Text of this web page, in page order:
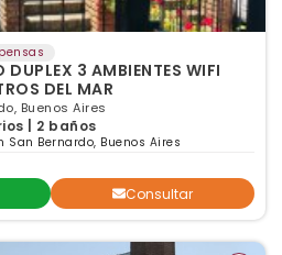
DUPLEX 3 AMBIENTES WIFI
DEL MAR
Buenos Aires
| 2 baños
San Bernardo, Buenos Aires
Consultar